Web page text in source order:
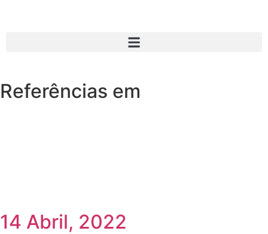
Referências em
14 Abril, 2022